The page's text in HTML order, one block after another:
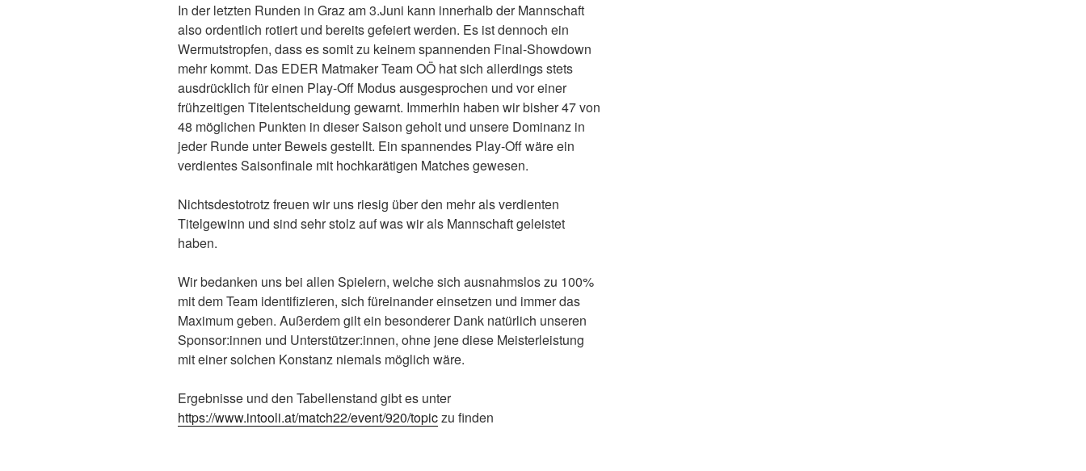
In der letzten Runden in Graz am 3.Juni kann innerhalb der Mannschaft
also ordentlich rotiert und bereits gefeiert werden. Es ist dennoch ein
Wermutstropfen, dass es somit zu keinem spannenden Final-Showdown
mehr kommt. Das EDER Matmaker Team OÖ hat sich allerdings stets
ausdrücklich für einen Play-Off Modus ausgesprochen und vor einer
frühzeitigen Titelentscheidung gewarnt. Immerhin haben wir bisher 47 von
48 möglichen Punkten in dieser Saison geholt und unsere Dominanz in
jeder Runde unter Beweis gestellt. Ein spannendes Play-Off wäre ein
verdientes Saisonfinale mit hochkarätigen Matches gewesen.
Nichtsdestotrotz freuen wir uns riesig über den mehr als verdienten
Titelgewinn und sind sehr stolz auf was wir als Mannschaft geleistet
haben.
Wir bedanken uns bei allen Spielern, welche sich ausnahmslos zu 100%
mit dem Team identifizieren, sich füreinander einsetzen und immer das
Maximum geben. Außerdem gilt ein besonderer Dank natürlich unseren
Sponsor:innen und Unterstützer:innen, ohne jene diese Meisterleistung
mit einer solchen Konstanz niemals möglich wäre.
Ergebnisse und den Tabellenstand gibt es unter
https://www.intooli.at/match22/event/920/topiczu finden